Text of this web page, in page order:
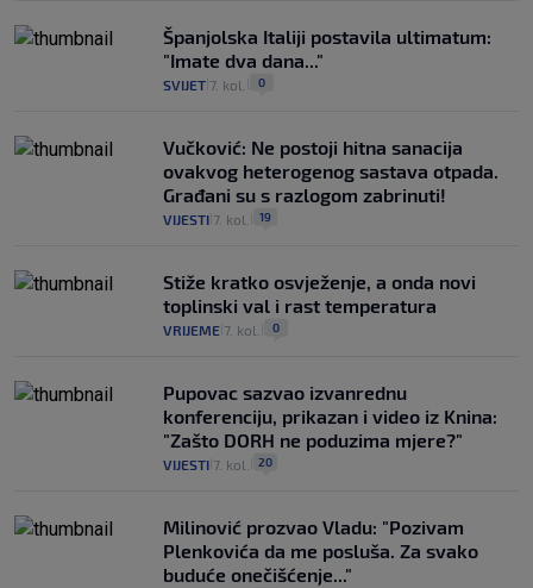
Španjolska Italiji postavila ultimatum:
"Imate dva dana..."
SVIJET 7. kol. 0
Vučković: Ne postoji hitna sanacija
ovakvog heterogenog sastava otpada.
Građani su s razlogom zabrinuti!
VIJESTI 7. kol. 19
Stiže kratko osvježenje, a onda novi
toplinski val i rast temperatura
VRIJEME 7. kol. 0
Pupovac sazvao izvanrednu
konferenciju, prikazan i video iz Knina:
"Zašto DORH ne poduzima mjere?"
VIJESTI 7. kol. 20
Milinović prozvao Vladu: "Pozivam
Plenkovića da me posluša. Za svako
buduće onečišćenje..."